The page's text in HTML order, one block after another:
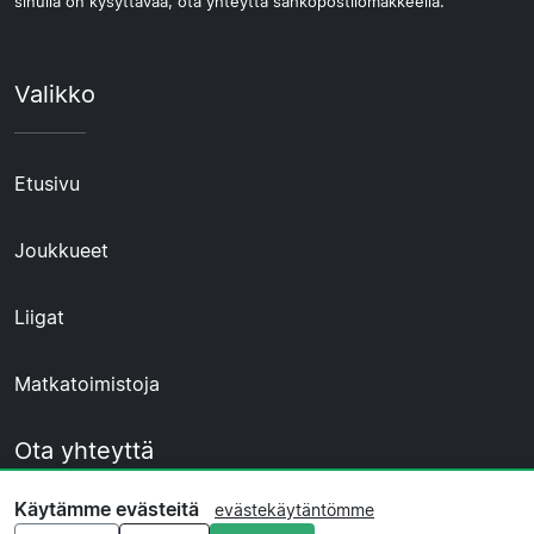
Valikko
Etusivu
Joukkueet
Liigat
Matkatoimistoja
Ota yhteyttä
Käytämme evästeitä evästekäytäntömme